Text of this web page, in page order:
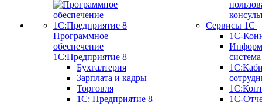
Программное
обеспечение
1С:Предприятие 8
Бухгалтерия
Зарплата и кадры
Торговля
1C: Предприятие 8
Сервисы 1С
1С-
1С-